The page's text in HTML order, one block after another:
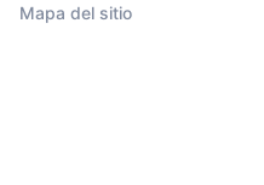
Mapa del sitio